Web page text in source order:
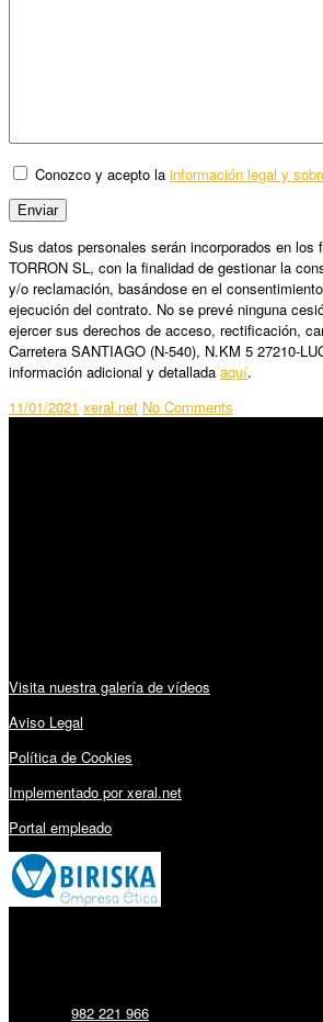
Conozco y acepto la información legal y
Sus datos personales serán incorporados en los
TORRON SL, con la finalidad de gestionar la
y/o reclamación, basándose en el
ejecución del contrato. No se prevé ninguna
ejercer sus derechos de acceso, rectificación,
Carretera SANTIAGO (N-540), N.KM 5 27210-
información adicional y detallada aquí.
11/01/2021 xeral.net No Comments
Visita nuestra galería de vídeos
Aviso Legal
Política de Cookies
Implementado por xeral.net
Portal empleado
982 221 966